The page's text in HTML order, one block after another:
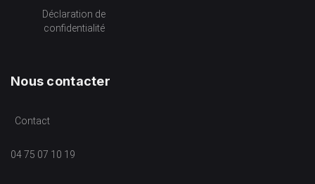
Déclaration de
confidentialité
Nous contacter
Contact
04 75 07 10 19